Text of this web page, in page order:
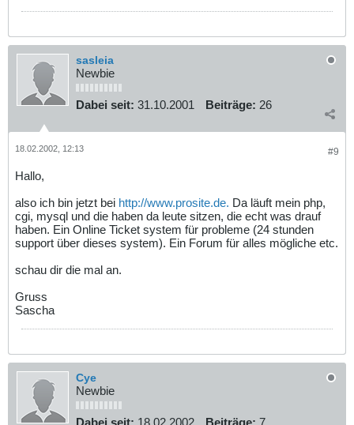
sasleia
Newbie
Dabei seit: 31.10.2001 Beiträge: 26
#9
18.02.2002, 12:13
Hallo,
also ich bin jetzt bei http://www.prosite.de. Da läuft mein php,
cgi, mysql und die haben da leute sitzen, die echt was drauf
haben. Ein Online Ticket system für probleme (24 stunden
support über dieses system). Ein Forum für alles mögliche etc.
schau dir die mal an.
Gruss
Sascha
Cye
Newbie